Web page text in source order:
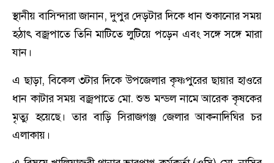
স্থানীয় বাসিন্দারা জানান, দুপুর দেড়টার দিকে ধান শুকানোর সময়
হঠাৎ বজ্রপাতে তিনি মাটিতে লুটিয়ে পড়েন এবং সঙ্গে সঙ্গে মারা
যান।
এ ছাড়া, বিকেল ৩টার দিকে উপজেলার কৃষ্ণপুরের ছায়ার হাওরে
ধান কাটার সময় বজ্রপাতে মো. শুভ মন্ডল নামে আরেক কৃষকের
মৃত্যু হয়েছে। তার বাড়ি সিরাজগঞ্জ জেলার আকনাদিঘির চর
এলাকায়।